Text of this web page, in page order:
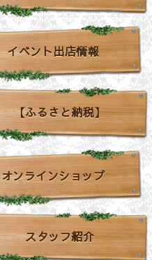
イベント出店情報
【ふるさと納税】
オンラインショップ
スタッフ紹介